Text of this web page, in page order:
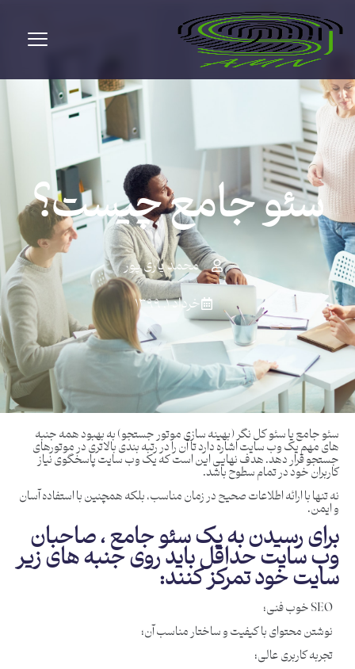
سئو جامع چیست؟
محمد یاری پور
خرداد ۱, ۱۳۹۹
سئو جامع یا سئو کل نگر (بهینه سازی موتور جستجو) به بهبود همه جنبه
های مهم یک وب سایت اشاره دارد تا آن را در رتبه بندی بالاتری در موتورهای
جستجو قرار دهد. هدف نهایی این است که یک وب سایت پاسخگوی نیاز
کاربران خود در تمام سطوح باشد.
نه تنها با ارائه اطلاعات صحیح در زمان مناسب، بلکه همچنین با استفاده آسان
و ایمن.
برای رسیدن به یک سئو جامع ، صاحبان
وب سایت حداقل باید روی جنبه های زیر
سایت خود تمرکز کنند:
نوشتن محتوای با کیفیت و ساختار مناسب آن؛
تجربه کاربری عالی؛